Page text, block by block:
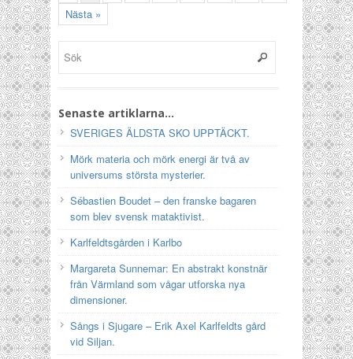
Nästa »
Senaste artiklarna…
SVERIGES ÄLDSTA SKO UPPTÄCKT.
Mörk materia och mörk energi är två av
universums största mysterier.
Sébastien Boudet – den franske bagaren
som blev svensk mataktivist.
Karlfeldtsgården i Karlbo
Margareta Sunnemar: En abstrakt konstnär
från Värmland som vågar utforska nya
dimensioner.
Sångs i Sjugare – Erik Axel Karlfeldts gård
vid Siljan.